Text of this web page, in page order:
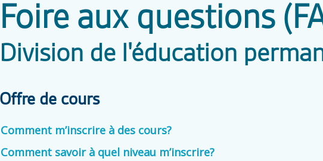
Foire aux questions
Division de l'éducation
Offre de cours
Comment m’inscrire à des cours?
Comment savoir à quel niveau m’inscrire?